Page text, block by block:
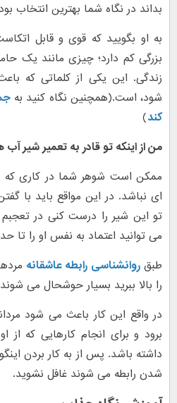
بداند در نگاه شما بهترین انتخاب
به او بگویید که قوی و قابل
بزرگی کم دارد؛ چیزی مانند یک
زندگی. این یکی از کلماتی که
شود، است.(همچنین نگاه کنید به
کند)
من از اینکه تو قادر به تعمیر شیر
ممکن است شوهر شما در کاری که
ای نباشد. در این مواقع باید با
تو این شیر را درست کنی در تعجبم
می توانید اعتماد به نفس او را تا حد
طبقروانشناسی رابطه عاشقانه
را بالا ببرید بسیار حوشحال می
در واقع این کار باعث می شود
برود و برای انجام کارهایی که
داشته باشد. پس از به کار بردن
شدن رابطه می شوند غافل نشوید.